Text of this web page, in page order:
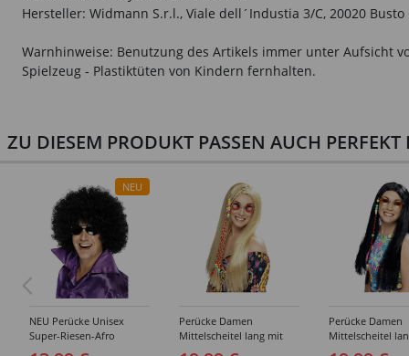
Hersteller: Widmann S.r.l., Viale dell´Industia 3/C, 20020
Warnhinweise: Benutzung des Artikels immer unter Aufsicht
Spielzeug - Plastiktüten von Kindern fernhalten.
ZU DIESEM PRODUKT PASSEN AUCH PERFEKT
NEU
NEU Perücke Unisex
Super-Riesen-Afro
Locken, schwarz
Perücke Damen
Mittelscheitel lang mit
geflochtener Strähne und
Perücke Damen
Mittelscheitel
geflochtener